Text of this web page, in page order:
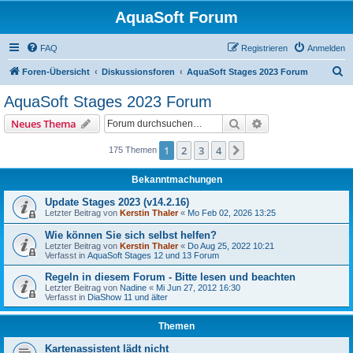
AquaSoft Forum
FAQ Anmelden
Registrieren
Foren-Übersicht Diskussionsforen AquaSoft Stages 2023 Forum
AquaSoft Stages 2023 Forum
Neues Thema Suche
175 Themen 1 2 3 4
Bekanntmachungen
Update Stages 2023 (v14.2.16)
Letzter Beitrag von Kerstin Thaler« Mo Feb 02, 2026 13:25
Wie können Sie sich selbst helfen?
Letzter Beitrag von Kerstin Thaler« Do Aug 25, 2022 10:21
Verfasst in AquaSoft Stages 12 und 13 Forum
Regeln in diesem Forum - Bitte lesen und beachten
Letzter Beitrag von Nadine « Mi Jun 27, 2012 16:30
Verfasst in DiaShow 11 und älter
Themen
Kartenassistent lädt nicht